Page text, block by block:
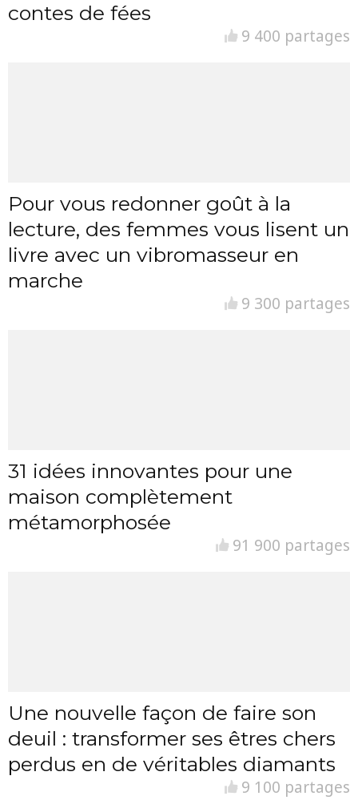
contes de fées
9 400 partages
Pour vous redonner goût à la
lecture, des femmes vous lisent un
livre avec un vibromasseur en
marche
9 300 partages
31 idées innovantes pour une
maison complètement
métamorphosée
91 900 partages
Une nouvelle façon de faire son
deuil : transformer ses êtres chers
perdus en de véritables diamants
9 100 partages